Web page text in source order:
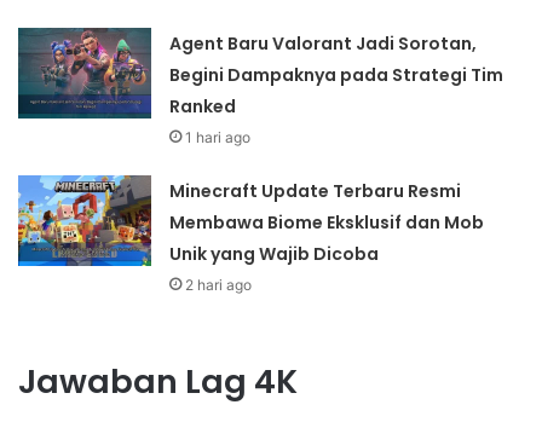
Agent Baru Valorant Jadi Sorotan,
Begini Dampaknya pada Strategi Tim
Ranked
1 hari ago
Minecraft Update Terbaru Resmi
Membawa Biome Eksklusif dan Mob
Unik yang Wajib Dicoba
2 hari ago
Jawaban Lag 4K